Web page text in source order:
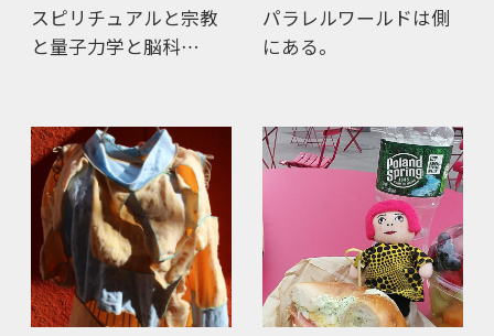
スピリチュアルと宗教
と量子力学と脳科…
パラレルワールドは側
にある。